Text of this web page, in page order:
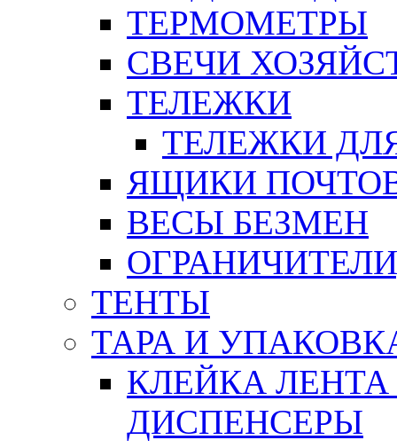
ТЕРМОМЕТРЫ
СВЕЧИ
ТЕЛЕЖКИ
ТЕЛЕЖКИ
ЯЩИКИ
ВЕСЫ БЕЗМЕН
ТЕНТЫ
ТАРА И
КЛЕЙКА
ДИСПЕНСЕРЫ